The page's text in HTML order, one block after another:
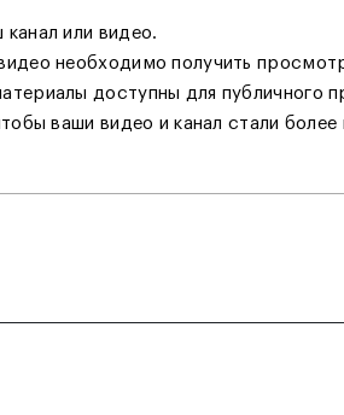
или видео.
необходимо получить
доступны для публичного
ваши видео и канал стали более